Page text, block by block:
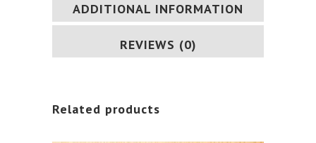
ADDITIONAL INFORMATION
REVIEWS (0)
Related products